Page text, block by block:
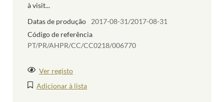
à visit...
Datas de produção
2017-08-31/2017-08-31
Código de referência
PT/PR/AHPR/CC/CC0218/006770
Ver registo
Adicionar à lista